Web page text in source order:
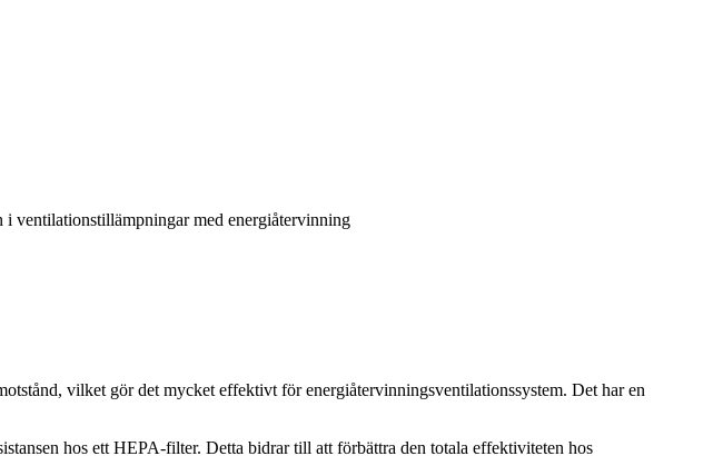
ventilationstillämpningar med energiåtervinning
vilket gör det mycket effektivt för energiåtervinningsventilationssystem. Det har en
hos ett HEPA-filter. Detta bidrar till att förbättra den totala effektiviteten hos